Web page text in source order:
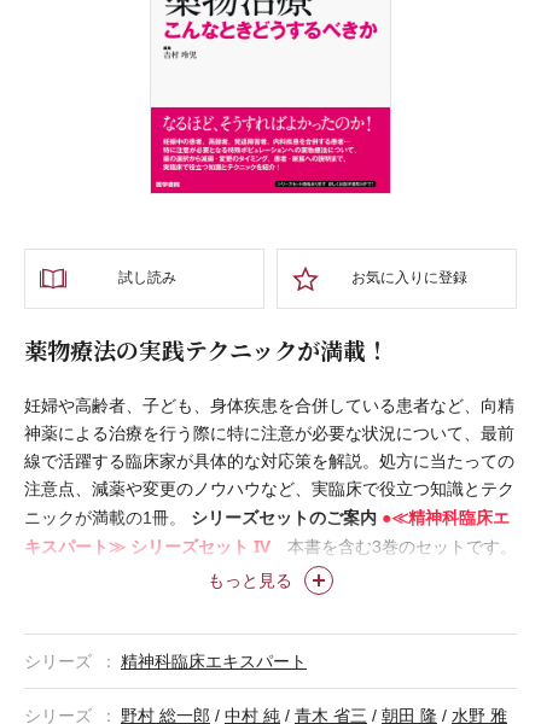
試し読み お気に入りに登録
薬物療法の実践テクニックが満載！
もっと見る
妊婦や高齢者、子ども、身体疾患を合併している患者など、向精
神薬による治療を行う際に特に注意が必要な状況について、最前
線で活躍する臨床家が具体的な対応策を解説。処方に当たっての
注意点、減薬や変更のノウハウなど、実臨床で役立つ知識とテク
ニックが満載の1冊。 シリーズセットのご案内 ●≪精神科臨床エ
キスパート≫ シリーズセット IV 本書を含む3巻のセットです。
セット定価：本体15,500円＋税 ISBN978-4-260-02206-4
シリーズ 精神科臨床エキスパート
シリーズ
野村 総一郎 / 中村 純 / 青木 省三 / 朝田 隆 / 水野 雅